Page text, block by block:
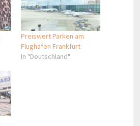
Preiswert Parken am
Flughafen Frankfurt
In "Deutschland"